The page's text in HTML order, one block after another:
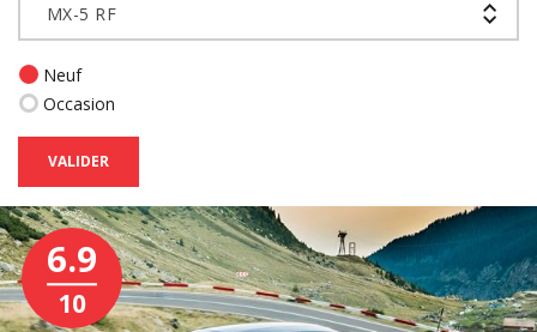
MX-5 RF
Neuf
Occasion
VALIDER
6.9
10